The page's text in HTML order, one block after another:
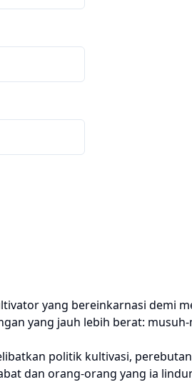
yang bereinkarnasi demi
yang jauh lebih berat:
politik kultivasi,
dan orang-orang yang ia